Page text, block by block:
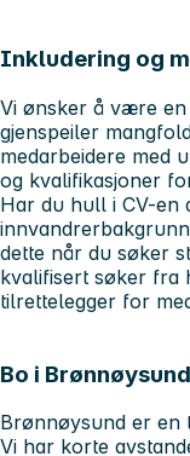
Inkludering og
Vi ønsker å være en
gjenspeiler
medarbeidere med
og kvalifikasjoner
Har du hull i CV-en
dette når du søker
kvalifisert søker fra
tilrettelegger for
Bo i Brønnøysund
Brønnøysund er en
Vi har korte